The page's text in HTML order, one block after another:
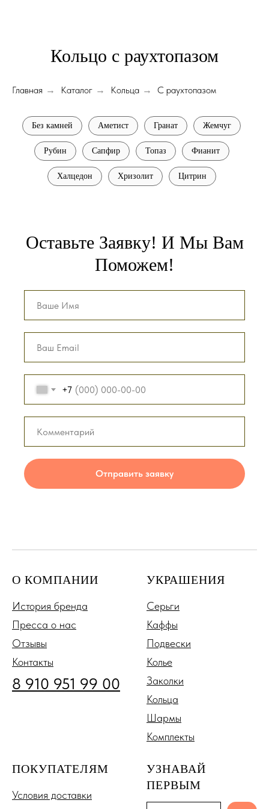
Кольцо с раухтопазом
Главная → Каталог → Кольца → С раухтопазом
Без камней Аметист Гранат Жемчуг
Рубин Сапфир Топаз Фианит
Халцедон Хризолит Цитрин
Оставьте Заявку! И Мы Вам
Поможем!
+7
Отправить заявку
О КОМПАНИИ
История бренда
Пресса о нас
Отзывы
Контакты
8 910 951 99 00
УКРАШЕНИЯ
Серьги
Каффы
Подвески
Колье
Заколки
Кольца
Шармы
Комплекты
ПОКУПАТЕЛЯМ
Условия доставки
УЗНАВАЙ
ПЕРВЫМ